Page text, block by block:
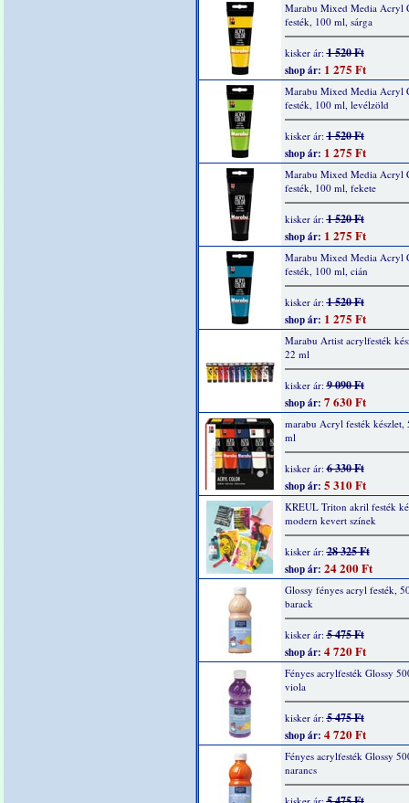
Marabu Mixed Media Acryl
festék, 100 ml, sárga
kisker ár:1 520 Ft
shop ár: 1 275 Ft
Marabu Mixed Media Acryl
festék, 100 ml, levélzöld
kisker ár:1 520 Ft
shop ár: 1 275 Ft
Marabu Mixed Media Acryl
festék, 100 ml, fekete
kisker ár:1 520 Ft
shop ár: 1 275 Ft
Marabu Mixed Media Acryl
festék, 100 ml, cián
kisker ár:1 520 Ft
shop ár: 1 275 Ft
Marabu Artist acrylfesték
22 ml
kisker ár:9 090 Ft
shop ár: 7 630 Ft
marabu Acryl festék készlet,
ml
kisker ár:6 330 Ft
shop ár: 5 310 Ft
KREUL Triton akril festék
modern kevert színek
kisker ár:28 325 Ft
shop ár: 24 200 Ft
Glossy fényes acryl festék,
barack
kisker ár:5 475 Ft
shop ár: 4 720 Ft
Fényes acrylfesték Glossy
viola
kisker ár:5 475 Ft
shop ár: 4 720 Ft
Fényes acrylfesték Glossy
narancs